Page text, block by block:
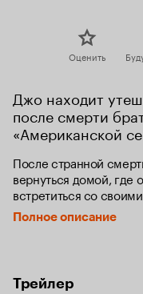
Оценить
Джо находит
после смерти
«Американской
После странной
вернуться домой, где
встретиться со
своим отцом, с
очень неприятным
Полное описание
Трейлер